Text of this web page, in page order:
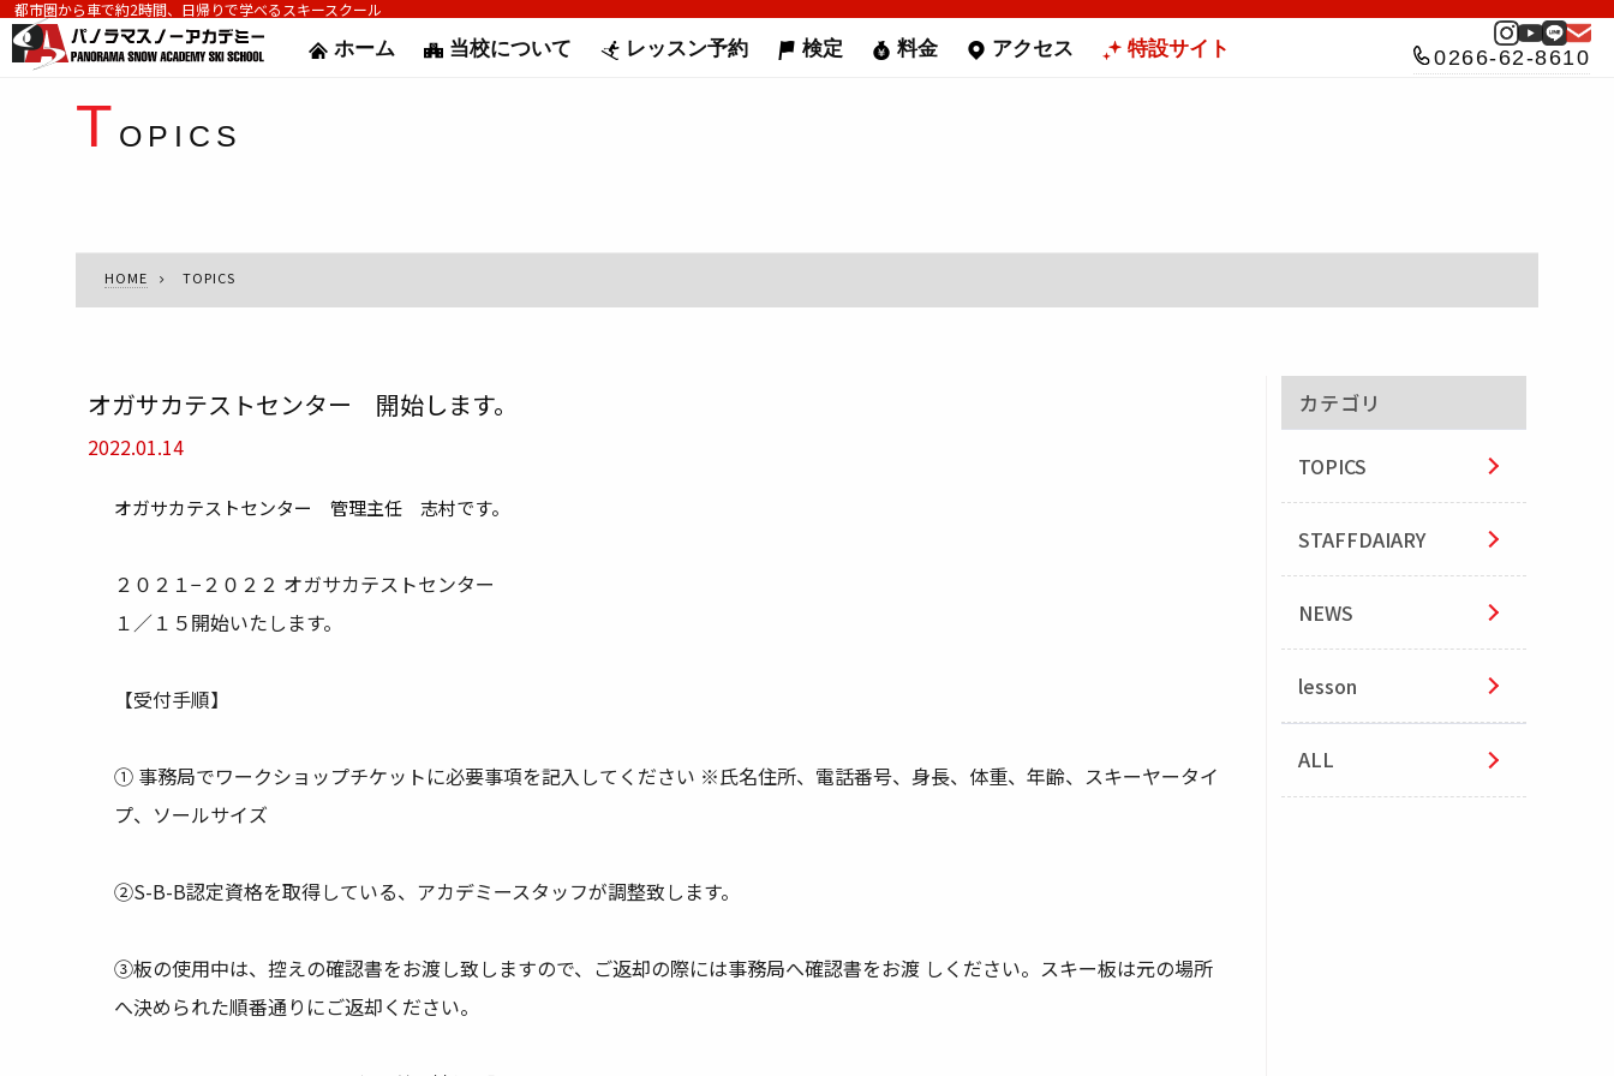
都市圏から車で約2時間、日帰りで学べるスキースクール
ホーム 当校について レッスン予約 検定 料金 アクセス 特設サイト 0266-62-8610
T OPICS
HOME TOPICS
オガサカテストセンター 開始します。
2022.01.14
オガサカテストセンター 管理主任 志村です。
２０２１−２０２２ オガサカテストセンター
１／１５開始いたします。
【受付手順】
① 事務局でワークショップチケットに必要事項を記入してください ※氏名住所、電話番号、身長、体重、年齢、スキーヤータイ
プ、ソールサイズ
②S-B-B認定資格を取得している、アカデミースタッフが調整致します。
③板の使用中は、控えの確認書をお渡し致しますので、ご返却の際には事務局へ確認書をお渡 しください。スキー板は元の場所
へ決められた順番通りにご返却ください。
カテゴリ
TOPICS
STAFFDAIARY
NEWS
lesson
ALL